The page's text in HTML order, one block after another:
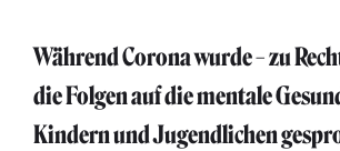
Während Corona wurde – zu
die Folgen auf die mentale
Kindern und Jugendlichen